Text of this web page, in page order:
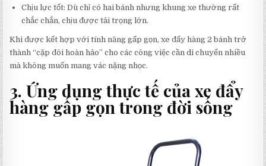
Chịu lực tốt: Dù chỉ có hai bánh nhưng khung xe thường rất
chắc chắn, chịu được tải trọng lớn.
Khi được kết hợp với tính năng gấp gọn, xe đẩy hàng 2 bánh trở
thành “cặp đôi hoàn hảo” cho các công việc cần di chuyển nhiều
mà không muốn mang vác nặng nhọc.
3. Ứng dụng thực tế của xe đẩy
hàng gấp gọn trong đời sống